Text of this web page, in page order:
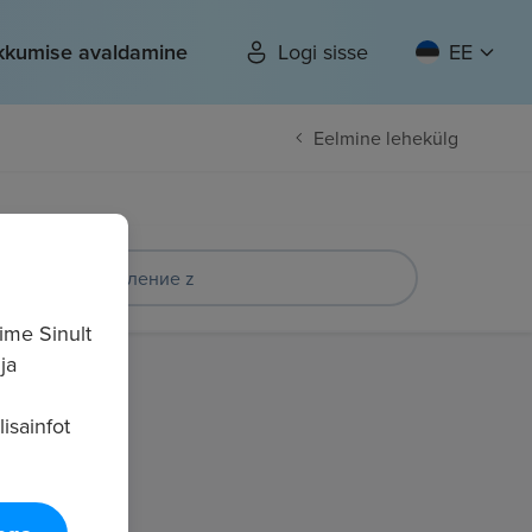
avaldamine Logi sisse EE
Eelmine lehekülg
Sinult